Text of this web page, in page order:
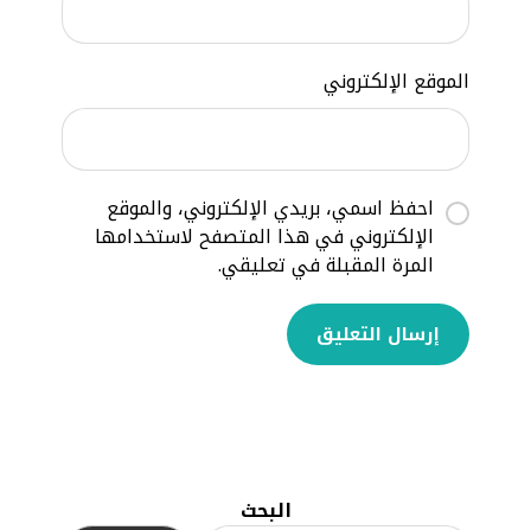
الموقع الإلكتروني
احفظ اسمي، بريدي الإلكتروني، والموقع
الإلكتروني في هذا المتصفح لاستخدامها
المرة المقبلة في تعليقي.
إرسال التعليق
البحث